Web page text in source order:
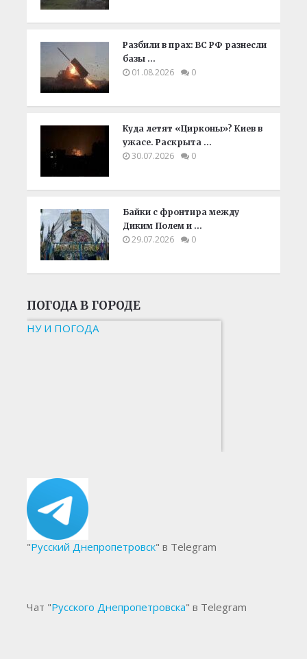
Разбили в прах: ВС РФ разнесли
базы …
01.08.2026 0
Куда летят «Цирконы»? Киев в
ужасе. Раскрыта …
30.07.2026 0
Байки с фронтира между
Диким Полем и …
29.07.2026 0
ПОГОДА В ГОРОДЕ
НУ И ПОГОДА
"Русский Днепропетровск" в Telegram
Чат "Русского Днепропетровска" в Telegram